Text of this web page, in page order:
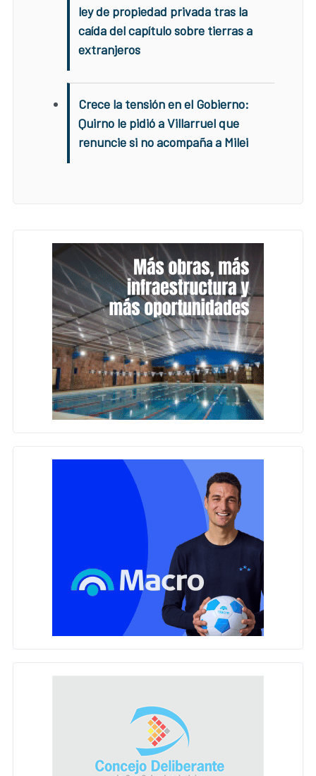
ley de propiedad privada tras la
caída del capítulo sobre tierras a
extranjeros
Crece la tensión en el Gobierno:
Quirno le pidió a Villarruel que
renuncie si no acompaña a Milei